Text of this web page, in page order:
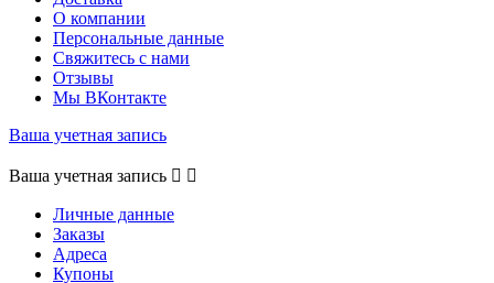
О компании
Персональные данные
Свяжитесь с нами
Отзывы
Мы ВКонтакте
Ваша учетная запись
Ваша учетная запись  
Личные данные
Заказы
Адреса
Купоны